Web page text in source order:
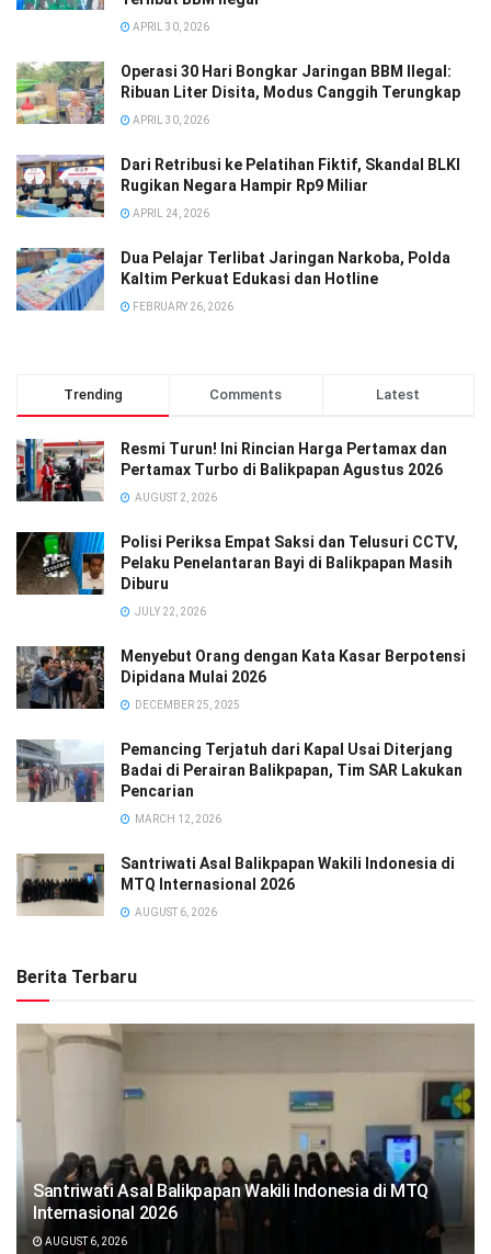
APRIL 30, 2026
Operasi 30 Hari Bongkar Jaringan BBM Ilegal:
Ribuan Liter Disita, Modus Canggih Terungkap
APRIL 30, 2026
Dari Retribusi ke Pelatihan Fiktif, Skandal BLKI
Rugikan Negara Hampir Rp9 Miliar
APRIL 24, 2026
Dua Pelajar Terlibat Jaringan Narkoba, Polda
Kaltim Perkuat Edukasi dan Hotline
FEBRUARY 26, 2026
Trending Comments Latest
Resmi Turun! Ini Rincian Harga Pertamax dan
Pertamax Turbo di Balikpapan Agustus 2026
AUGUST 2, 2026
Polisi Periksa Empat Saksi dan Telusuri CCTV,
Pelaku Penelantaran Bayi di Balikpapan Masih
Diburu
JULY 22, 2026
Menyebut Orang dengan Kata Kasar Berpotensi
Dipidana Mulai 2026
DECEMBER 25, 2025
Pemancing Terjatuh dari Kapal Usai Diterjang
Badai di Perairan Balikpapan, Tim SAR Lakukan
Pencarian
MARCH 12, 2026
Santriwati Asal Balikpapan Wakili Indonesia di
MTQ Internasional 2026
AUGUST 6, 2026
Berita Terbaru
Santriwati Asal Balikpapan Wakili Indonesia di MTQ
Internasional 2026
AUGUST 6, 2026